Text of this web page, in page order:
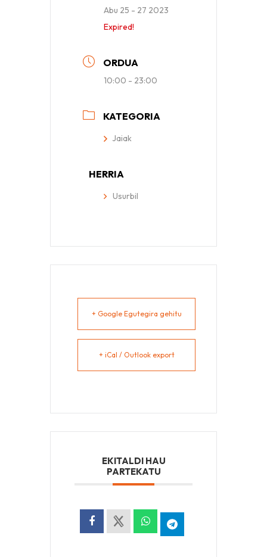
Abu 25 - 27 2023
Expired!
ORDUA
10:00 - 23:00
KATEGORIA
Jaiak
HERRIA
Usurbil
+ Google Egutegira gehitu
+ iCal / Outlook export
EKITALDI HAU
PARTEKATU